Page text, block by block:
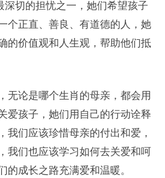
深切的担忧之一，她们希望孩子
个正直、善良、有道德的人，她
的价值观和人生观，帮助他们抵
无论是哪个生肖的母亲，都会用
爱孩子，她们用自己的行动诠释
我们应该珍惜母亲的付出和爱，
我们也应该学习如何去关爱和呵
的成长之路充满爱和温暖。